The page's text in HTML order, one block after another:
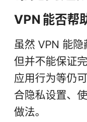
VPN 能否帮
虽然 VPN 能隐
但并不能保证
应用行为等仍
合隐私设置、
做法。